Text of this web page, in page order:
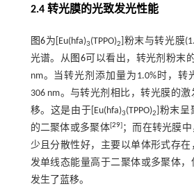
2.4 转光膜的光致发光性能
图6为[Eu(hfa)3(TPPO)2 ]粉末与转光膜
光谱。从 图6可以看出，转光剂粉末
nm。当转光剂添加量为1.0%时，转
306 nm。与转光剂相比，转光膜的
移。这是由于[Eu(hfa)3(TPPO)2 ]粉末
的二聚体或多聚体[29]；而在转光膜
少且分散性好，主要以单体形式存
发单线态能量高于二聚体或多聚体
发生了蓝移。